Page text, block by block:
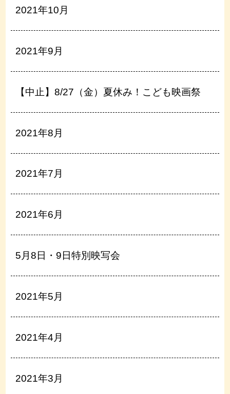
2021年10月
2021年9月
【中止】8/27（金）夏休み！こども映画祭
2021年8月
2021年7月
2021年6月
5月8日・9日特別映写会
2021年5月
2021年4月
2021年3月